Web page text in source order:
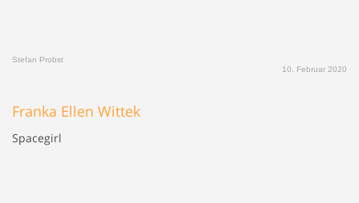
Stefan Probst
10. Februar 2020
Franka Ellen Wittek
Spacegirl